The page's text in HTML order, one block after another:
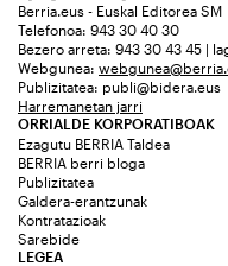
Berria.eus - Euskal Editorea SM
Telefonoa: 943 30 40 30
Bezero arreta: 943 30 43 45 |
Webgunea:
Publizitatea: publi@bidera.eus
Harremanetan jarri
ORRIALDE KORPORATIBOAK
Ezagutu BERRIA Taldea
BERRIA berri bloga
Publizitatea
Galdera-erantzunak
Kontratazioak
Sarebide
LEGEA